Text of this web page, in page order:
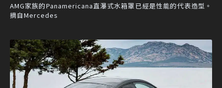
AMG家族的Panamericana直瀑式水箱罩已經是性能的代表造型。
摘自Mercedes